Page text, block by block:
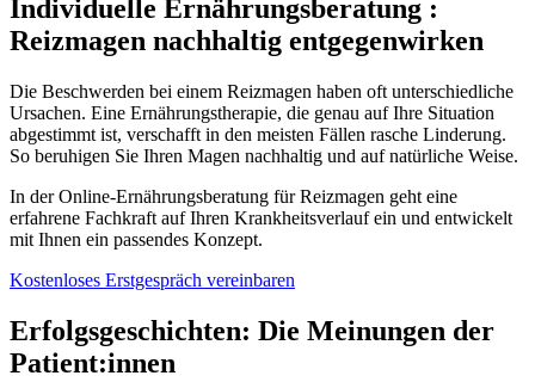
Individuelle Ernährungsberatung :
Reizmagen nachhaltig entgegenwirken
Die Beschwerden bei einem Reizmagen haben oft unterschiedliche
Ursachen. Eine Ernährungstherapie, die genau auf Ihre Situation
abgestimmt ist, verschafft in den meisten Fällen rasche Linderung.
So beruhigen Sie Ihren Magen nachhaltig und auf natürliche Weise.
In der Online-Ernährungsberatung für Reizmagen geht eine
erfahrene Fachkraft auf Ihren Krankheitsverlauf ein und entwickelt
mit Ihnen ein passendes Konzept.
Kostenloses Erstgespräch vereinbaren
Erfolgsgeschichten: Die Meinungen der
Patient:innen